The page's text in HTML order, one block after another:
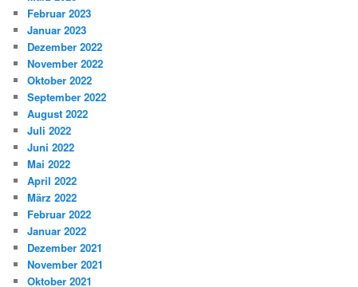
Februar 2023
Januar 2023
Dezember 2022
November 2022
Oktober 2022
September 2022
August 2022
Juli 2022
Juni 2022
Mai 2022
April 2022
März 2022
Februar 2022
Januar 2022
Dezember 2021
November 2021
Oktober 2021